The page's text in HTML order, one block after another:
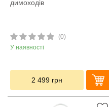
димоходів
(0)
У наявності
2 499 грн